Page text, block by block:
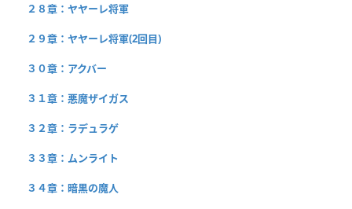
２８章：ヤヤーレ将軍
２９章：ヤヤーレ将軍(2回目)
３０章：アクバー
３１章：悪魔ザイガス
３２章：ラデュラゲ
３３章：ムンライト
３４章：暗黒の魔人